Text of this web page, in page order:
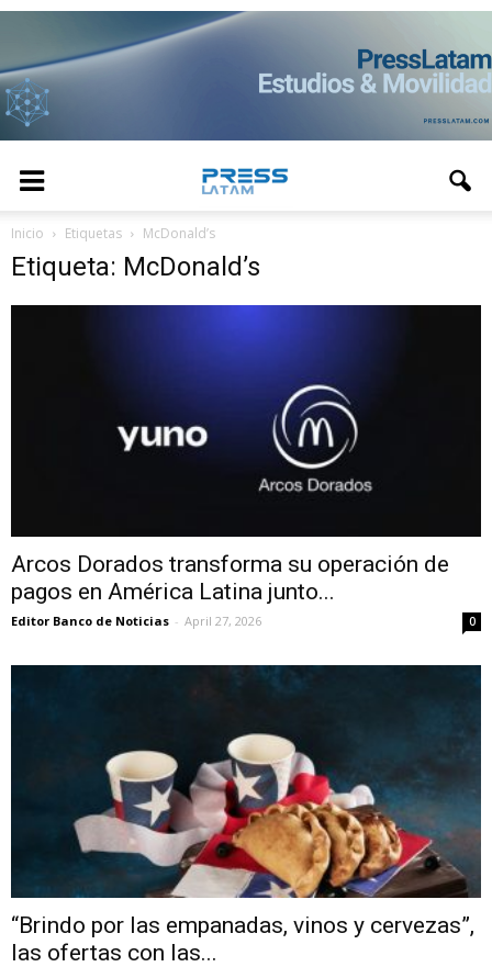
Inicio Etiquetas McDonald’s
Etiqueta: McDonald’s
Arcos Dorados transforma su operación de
pagos en América Latina junto...
Editor Banco de Noticias - April 27, 2026 0
“Brindo por las empanadas, vinos y cervezas”,
las ofertas con las...